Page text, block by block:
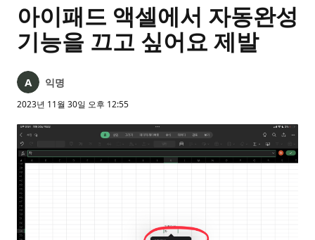
아이패드 액셀에서 자동완성
기능을 끄고 싶어요 제발
익명
2023년 11월 30일 오후 12:55